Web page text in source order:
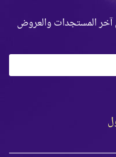
آخر المستجدات والعروض